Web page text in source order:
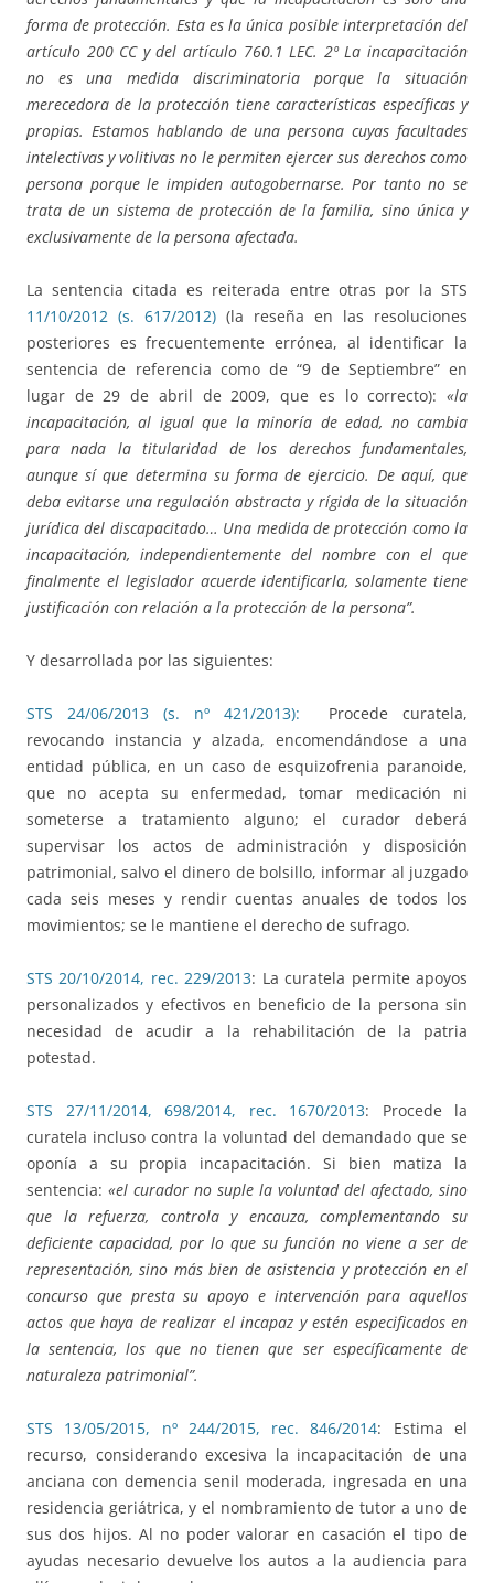
forma de protección. Esta es la única posible interpretación del
artículo 200 CC y del artículo 760.1 LEC. 2º La incapacitación
no es una medida discriminatoria porque la situación
merecedora de la protección tiene características específicas y
propias. Estamos hablando de una persona cuyas facultades
intelectivas y volitivas no le permiten ejercer sus derechos como
persona porque le impiden autogobernarse. Por tanto no se
trata de un sistema de protección de la familia, sino única y
exclusivamente de la persona afectada.
La sentencia citada es reiterada entre otras por la STS
11/10/2012 (s. 617/2012) (la reseña en las resoluciones
posteriores es frecuentemente errónea, al identificar la
sentencia de referencia como de “9 de Septiembre” en
lugar de 29 de abril de 2009, que es lo correcto): «la
incapacitación, al igual que la minoría de edad, no cambia
para nada la titularidad de los derechos fundamentales,
aunque sí que determina su forma de ejercicio. De aquí, que
deba evitarse una regulación abstracta y rígida de la situación
jurídica del discapacitado… Una medida de protección como la
incapacitación, independientemente del nombre con el que
finalmente el legislador acuerde identificarla, solamente tiene
justificación con relación a la protección de la persona”.
Y desarrollada por las siguientes:
STS 24/06/2013 (s. nº 421/2013):
Procede curatela,
revocando instancia y alzada, encomendándose a una
entidad pública, en un caso de esquizofrenia paranoide,
que no acepta su enfermedad, tomar medicación ni
someterse a tratamiento alguno; el curador deberá
supervisar los actos de administración y disposición
patrimonial, salvo el dinero de bolsillo, informar al juzgado
cada seis meses y rendir cuentas anuales de todos los
movimientos; se le mantiene el derecho de sufrago.
STS 20/10/2014, rec. 229/2013: La curatela permite apoyos
personalizados y efectivos en beneficio de la persona sin
necesidad de acudir a la rehabilitación de la patria
potestad.
STS 27/11/2014, 698/2014, rec. 1670/2013: Procede la
curatela incluso contra la voluntad del demandado que se
oponía a su propia incapacitación. Si bien matiza la
sentencia: «el curador no suple la voluntad del afectado, sino
que la refuerza, controla y encauza, complementando su
deficiente capacidad, por lo que su función no viene a ser de
representación, sino más bien de asistencia y protección en el
concurso que presta su apoyo e intervención para aquellos
actos que haya de realizar el incapaz y estén especificados en
la sentencia, los que no tienen que ser específicamente de
naturaleza patrimonial”.
STS 13/05/2015, nº 244/2015, rec. 846/2014: Estima el
recurso, considerando excesiva la incapacitación de una
anciana con demencia senil moderada, ingresada en una
residencia geriátrica, y el nombramiento de tutor a uno de
sus dos hijos. Al no poder valorar en casación el tipo de
ayudas necesario devuelve los autos a la audiencia para